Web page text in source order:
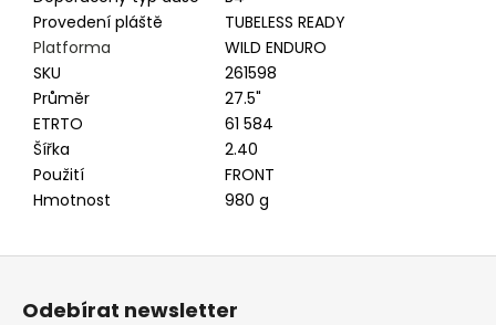
Provedení pláště
TUBELESS READY
Platforma
WILD ENDURO
SKU
261598
Průměr
27.5"
ETRTO
61 584
Šířka
2.40
Použití
FRONT
Hmotnost
980 g
Z
Odebírat newsletter